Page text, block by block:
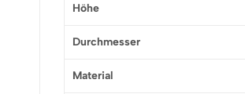
Höhe
Durchmesser
Material